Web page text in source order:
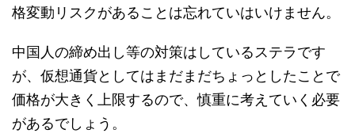
格変動リスクがあることは忘れていはいけません。
中国人の締め出し等の対策はしているステラです
が、仮想通貨としてはまだまだちょっとしたことで
価格が大きく上限するので、慎重に考えていく必要
があるでしょう。